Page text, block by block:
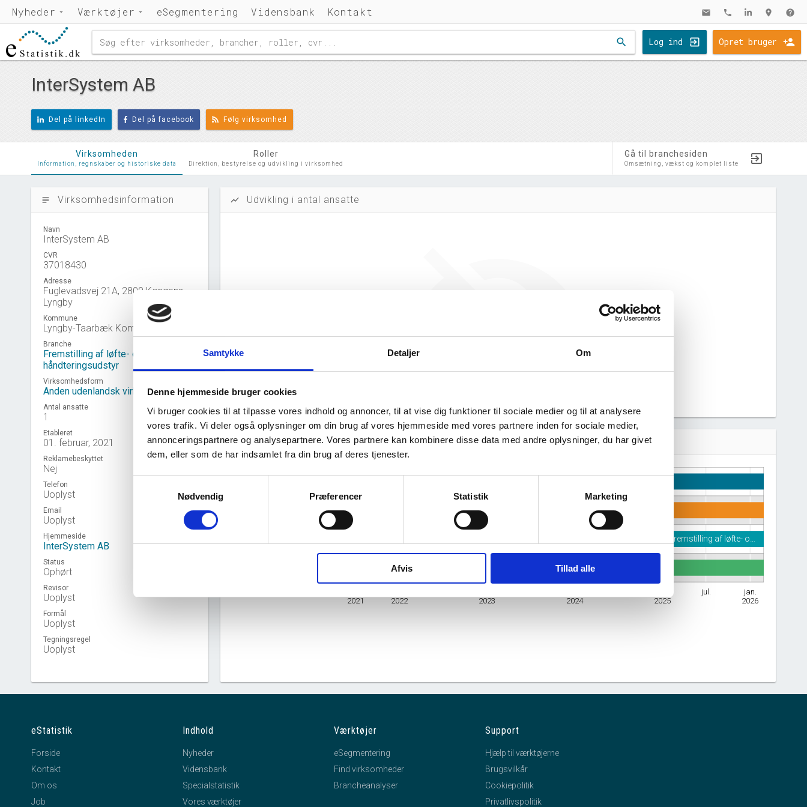
Samtykke Detaljer Om
Denne hjemmeside bruger cookies
Vi bruger cookies til at tilpasse vores indhold og annoncer, til at vise dig funktioner til sociale medier og til at analysere
vores trafik. Vi deler også oplysninger om din brug af vores hjemmeside med vores partnere inden for sociale medier,
annonceringspartnere og analysepartnere. Vores partnere kan kombinere disse data med andre oplysninger, du har givet
dem, eller som de har indsamlet fra din brug af deres tjenester.
Nødvendig
Præferencer Statistik Marketing
Afvis Tillad alle
Nyheder Værktøjer eSegmentering Vidensbank Kontakt mail phone location_on help
search Log ind Opret bruger
InterSystem AB
Del på linkedIn Del på facebook Følg virksomhed
Virksomheden
Information, regnskaber og historiske data
Roller
Direktion, bestyrelse og udvikling i virksomhed
Gå til branchesiden
Omsætning, vækst og komplet liste
subject Virksomhedsinformation
Navn
InterSystem AB
CVR
37018430
Adresse
Fuglevadsvej 21A, 2800 Kongens
Lyngby
Kommune
Lyngby-Taarbæk Kommune
Branche
Fremstilling af løfte- og
håndteringsudstyr
Virksomhedsform
Anden udenlandsk virksomhed
Antal ansatte
1
Etableret
01. februar, 2021
Reklamebeskyttet
Nej
Telefon
Uoplyst
Email
Uoplyst
Hjemmeside
InterSystem AB
Status
Ophørt
Revisor
Uoplyst
Formål
Uoplyst
Tegningsregel
Uoplyst
show_chart Udvikling i antal ansatte
beskæftigelse endnu. Vi kan derfor ikke
event_note Virksomhedshistorik
2021
2022
2023
2024
2025
jul.
jan.
2026
Fuglevadsvej 21A, 2800 Kongens Lyngby
Fremstilling af løfte- o…
Anden udenlandsk virksomhed
eStatistik
Forside
Kontakt
Om os
Job
Indhold
Nyheder
Vidensbank
Specialstatistik
Vores værktøjer
Værktøjer
eSegmentering
Find virksomheder
Brancheanalyser
Support
Hjælp til værktøjerne
Brugsvilkår
Cookiepolitik
Privatlivspolitik